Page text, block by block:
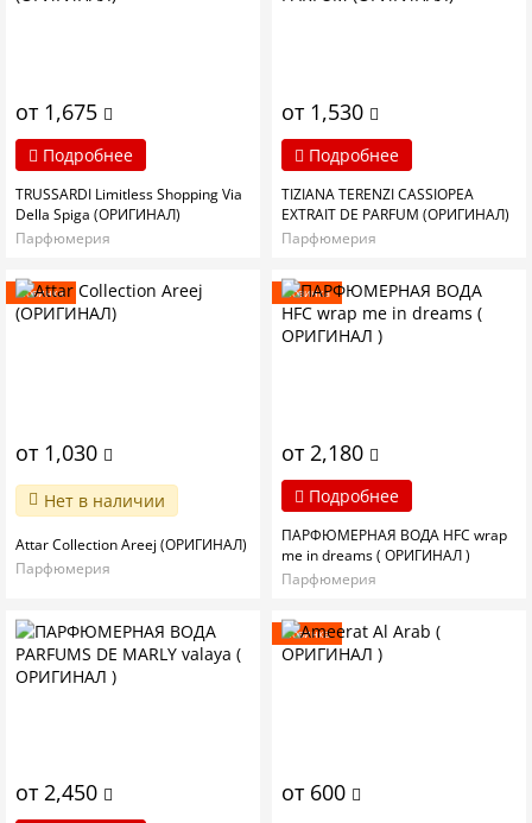
от 1,675
Подробнее
TRUSSARDI Limitless Shopping Via
Della Spiga (ОРИГИНАЛ)
Парфюмерия
от 1,530
Подробнее
TIZIANA TERENZI CASSIOPEA
EXTRAIT DE PARFUM (ОРИГИНАЛ)
Парфюмерия
Новинка
от 1,030
Нет в наличии
Attar Collection Areej (ОРИГИНАЛ)
Парфюмерия
Новинка
от 2,180
Подробнее
ПАРФЮМЕРНАЯ ВОДА HFC wrap
me in dreams ( ОРИГИНАЛ )
Парфюмерия
от 2,450
Новинка
от 600